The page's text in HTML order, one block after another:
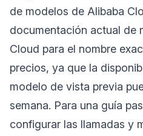
de modelos de Alibaba
documentación actual de
Cloud para el nombre
precios, ya que la
modelo de vista previa
semana. Para una guía
configurar las llamadas y